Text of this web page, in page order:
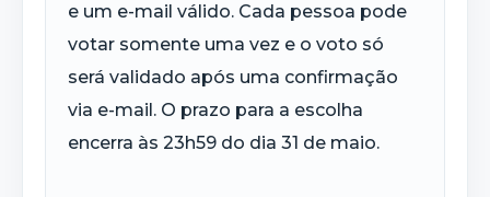
e um e-mail válido. Cada pessoa pode
votar somente uma vez e o voto só
será validado após uma confirmação
via e-mail. O prazo para a escolha
encerra às 23h59 do dia 31 de maio.